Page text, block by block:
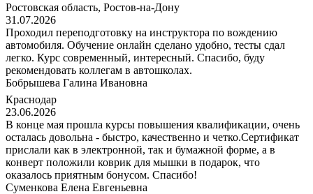
Ростовская область, Ростов-на-Дону
31.07.2026
Проходил переподготовку на инструктора по вождению
автомобиля. Обучение онлайн сделано удобно, тесты сдал
легко. Курс современный, интересный. Спасибо, буду
рекомендовать коллегам в автошколах.
Бобрышева Галина Ивановна
Краснодар
23.06.2026
В конце мая прошла курсы повышения квалификации, очень
осталась довольна - быстро, качественно и четко.Сертификат
прислали как в электронной, так и бумажной форме, а в
конверт положили коврик для мышки в подарок, что
оказалось приятным бонусом. Спасибо!
Суменкова Елена Евгеньевна